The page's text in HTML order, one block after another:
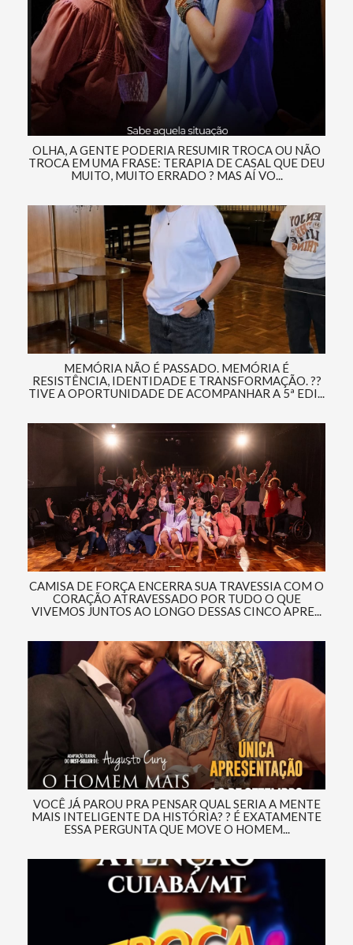
OLHA, A GENTE PODERIA RESUMIR TROCA OU NÃO
TROCA EM UMA FRASE: TERAPIA DE CASAL QUE DEU
MUITO, MUITO ERRADO ? MAS AÍ VO...
MEMÓRIA NÃO É PASSADO. MEMÓRIA É
RESISTÊNCIA, IDENTIDADE E TRANSFORMAÇÃO. ??
TIVE A OPORTUNIDADE DE ACOMPANHAR A 5ª EDI...
CAMISA DE FORÇA ENCERRA SUA TRAVESSIA COM O
CORAÇÃO ATRAVESSADO POR TUDO O QUE
VIVEMOS JUNTOS AO LONGO DESSAS CINCO APRE...
VOCÊ JÁ PAROU PRA PENSAR QUAL SERIA A MENTE
MAIS INTELIGENTE DA HISTÓRIA? ? É EXATAMENTE
ESSA PERGUNTA QUE MOVE O HOMEM...